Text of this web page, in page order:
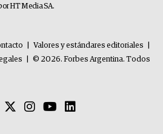
HT Media SA.
Valores y estándares editoriales
© 2026. Forbes Argentina. Todos